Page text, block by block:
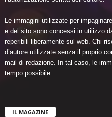
Le immagini utilizzate per
e del sito sono concessi in utilizzo
reperibili liberamente sul web. Chi
d’autore utilizzate senza il proprio
mail di redazione. In tal caso, le
tempo possibile.
IL MAGAZINE